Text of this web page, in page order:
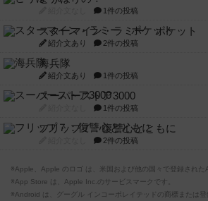
1件の投稿
スターマイン・ラミー ポケット
紹介文あり 2件の投稿
海兵隊
紹介文あり 1件の投稿
スーパーストア3000
1件の投稿
フリップ７：復讐心とともに
2件の投稿
※Apple、Apple のロゴ は、米国および他の国々で登録された
※App Store は、Apple Inc.のサービスマークです。
※Android は、グーグル インコーポレイテッドの商標または登